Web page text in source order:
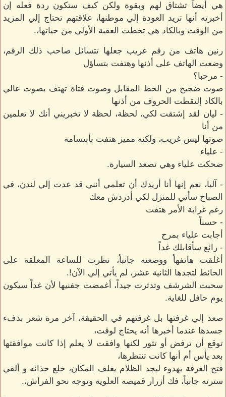
هي أيضاً تشتاق لهم وبقوة ولكن كيف ستكون ردة فعله إن
أخبرته أنها تريد العودة إلي موطنها، علاقتهم تحتاج إلي المزيد
من الوقت وبالكاد هي تخطت العقبة الأولي من حياتها،.
رنين هاتف من رقم غريب جعلها تتسائل صاحب ذلك الرقم،
وضعت الهاتف على أذنها وهتفت بتساؤل
- مرحبا؟
صوت ضجيج من الخط المقابل وصوت فتاة تهتف بصوت عالي
بالكاد إلتقطت الحروف من أذنها
- ليان لقد إشتقت لكي، لحظة، لحظة لا تخبريني أنك لا تعلمين
من أنا
صوتها ليس غريب، ولكنه مميز هتفت بأبتسامة
- علياء
ضحكت علياء وهي تصعد السيارة.
- آليا، نعم إنها أنا أريدك أن تعلمي أنني قد عدت إلي لندن، في
الصباح سأتي للمنزل لكي أدردش معك
رغم غرابة الأمر هتفت
- حسناً
أجابت علياء بمرح
- رائع سأقابلك غداً
أغلقت هاتفهاً ووضعته جانباً، نظرت للساعة المعلقة على
الحائط لتجدها الثانية عشر، لم يأتي إلي الآن!.
سحبت الشرشف وتدثرت جيداً، أغمضت جفنيها لأن غداً سيكون
يوم حافل للغاية.
صعد إلي غرفتها بل غرفتهم في الحقيقة، آخر مرة شعر بدفء
جسدها عندما أخبرها أنه يحتاج لوقت،
توقع أن ترفض أو تثور لكنها وافقت لا يعلم إذا كانت موافقتها
بعد يأس أم أنها كانت تنتظرها،
فتح الغرفة بهدوء ليجد الظلام يغلف المكان، خلع حذائه و ألقي
سترته جانباً، فك أزرار قميصه العلوية وتوجه نحو الفراش،.